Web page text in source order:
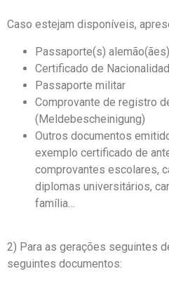
Caso estejam disponíveis,
Passaporte(s) alemão(ães)
Certificado de
Passaporte militar
Comprovante de registro
(Meldebescheinigung)
Outros documentos
exemplo certificado de
comprovantes escolares,
diplomas universitários,
família…
2) Para as gerações seguintes
seguintes documentos: